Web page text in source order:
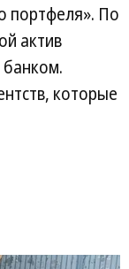
портфеля». По
актив
которые